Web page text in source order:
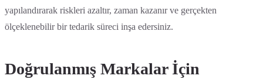
yapılandırarak riskleri azaltır, zaman kazanır ve gerçekten
ölçeklenebilir bir tedarik süreci inşa edersiniz.
Doğrulanmış Markalar İçin